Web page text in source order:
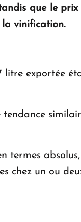
que le
la vinification.
litre exportée
termes
chez un ou